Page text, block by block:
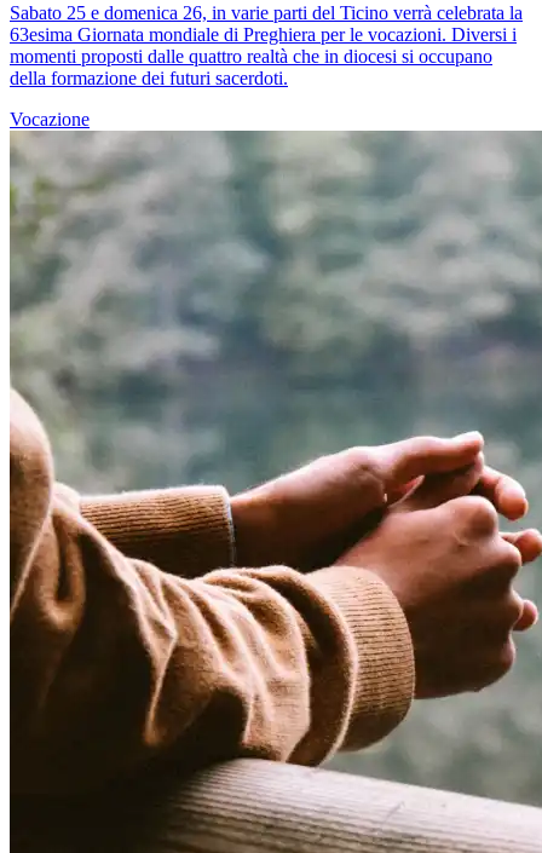
Sabato 25 e domenica 26, in varie parti del Ticino verrà celebrata la
63esima Giornata mondiale di Preghiera per le vocazioni. Diversi i
momenti proposti dalle quattro realtà che in diocesi si occupano
della formazione dei futuri sacerdoti.
Vocazione